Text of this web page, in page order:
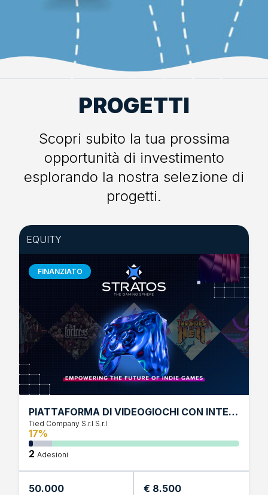
PROGETTI
Scopri subito la tua prossima
opportunità di investimento
esplorando la nostra selezione di
progetti.
EQUITY
FINANZIATO
PIATTAFORMA DI VIDEOGIOCHI CON INTELLIGENZA ARTIFICIALE
Tied Company S.r.l S.r.l
17%
2 Adesioni
50.000 € 8.500